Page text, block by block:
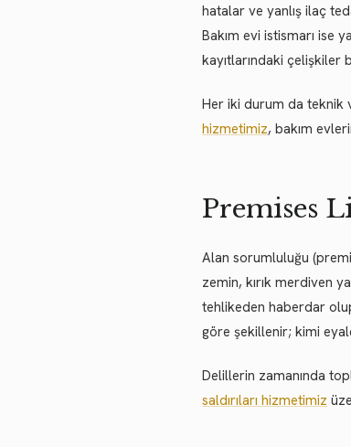
hatalar ve yanlış ilaç
Bakım evi istismarı ise
kayıtlarındaki çelişkiler
Her iki durum da teknik
hizmetimiz, bakım
Premises
Alan sorumluluğu
zemin, kırık merdiven
tehlikeden haberdar
göre şekillenir; kimi
Delillerin zamanında
saldırıları hizmetimiz